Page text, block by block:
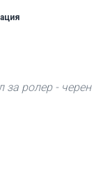
за ролер - черен